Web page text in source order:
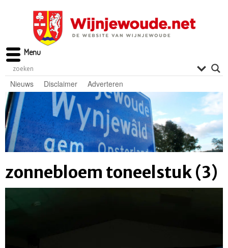
Nieuws Disclaimer Adverteren
zonnebloem toneelstuk (3)
Menu